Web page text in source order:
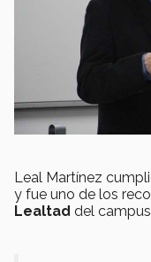
Leal Martínez
y fue uno de los
Lealtad del